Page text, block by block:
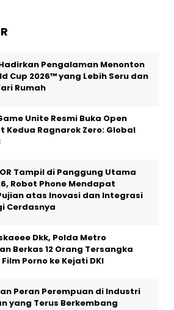
Pengalaman Menonton
Cup 2026™ yang Lebih Seru dan
Rumah
Unite Resmi Buka Open
Kedua Ragnarok Zero: Global
Tampil di Panggung Utama
Robot Phone Mendapat
atas Inovasi dan Integrasi
Cerdasnya
Dkk, Polda Metro
Berkas 12 Orang Tersangka
Porno ke Kejati DKI
Peran Perempuan di Industri
yang Terus Berkembang